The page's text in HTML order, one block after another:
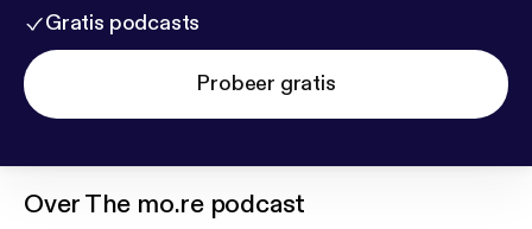
Gratis podcasts
Probeer gratis
OverThe mo.re podcast